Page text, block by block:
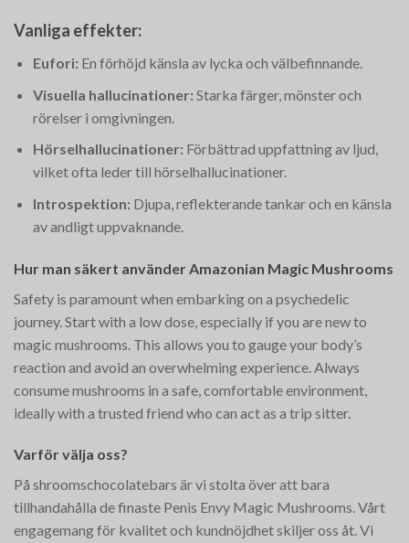
Vanliga effekter:
Eufori: En förhöjd känsla av lycka och välbefinnande.
Visuella hallucinationer: Starka färger, mönster och
rörelser i omgivningen.
Hörselhallucinationer: Förbättrad uppfattning av ljud,
vilket ofta leder till hörselhallucinationer.
Introspektion: Djupa, reflekterande tankar och en känsla
av andligt uppvaknande.
Hur man säkert använder Amazonian Magic Mushrooms
Safety is paramount when embarking on a psychedelic
journey. Start with a low dose, especially if you are new to
magic mushrooms. This allows you to gauge your body’s
reaction and avoid an overwhelming experience. Always
consume mushrooms in a safe, comfortable environment,
ideally with a trusted friend who can act as a trip sitter.
Varför välja oss?
På shroomschocolatebars är vi stolta över att bara
tillhandahålla de finaste Penis Envy Magic Mushrooms. Vårt
engagemang för kvalitet och kundnöjdhet skiljer oss åt. Vi